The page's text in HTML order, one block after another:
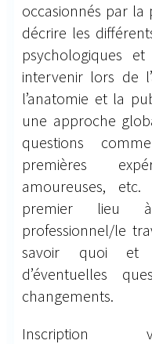
occasionnés par la
décrire les
psychologiques
intervenir lors de
l’anatomie et la
une approche
questions
premières
amoureuses,
premier lieu
professionnel/le
savoir quoi et
d’éventuelles
changements.